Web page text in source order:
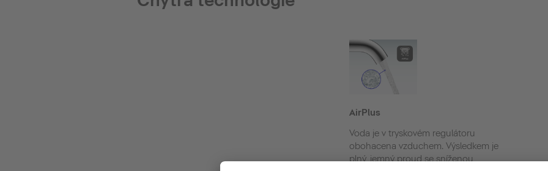
AirPlus
Voda je v tryskovém regulátoru
obohacena vzduchem. Výsledkem je
plný, jemný proud se sníženou